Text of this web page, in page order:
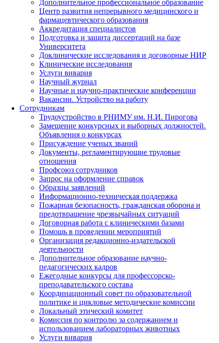
Дополнительное профессиональное образование
Центр развития непрерывного медицинского и
фармацевтического образования
Аккредитация специалистов
Подготовка и защита диссертаций на базе
Университета
Доклинические исследования и договорные НИР
Клинические исследования
Услуги вивария
Научный журнал
Научные и научно-практические конференции
Вакансии. Устройство на работу
Сотрудникам
Трудоустройство в РНИМУ им. Н.И. Пирогова
Замещение конкурсных и выборных должностей.
Объявления о конкурсах
Присуждение ученых званий
Документы, регламентирующие трудовые
отношения
Профсоюз сотрудников
Запрос на оформление справок
Образцы заявлений
Информационно-техническая поддержка
Пожарная безопасность, гражданская оборона и
предотвращение чрезвычайных ситуаций
Договорная работа с клиническими базами
Помощь в проведении мероприятий
Организация редакционно-издательской
деятельности
Дополнительное образование научно-
педагогических кадров
Ежегодные конкурсы для профессорско-
преподавательского состава
Координационный совет по образовательной
политике и цикловые методические комиссии
Локальный этический комитет
Комиссия по контролю за содержанием и
использованием лабораторных животных
Услуги вивария